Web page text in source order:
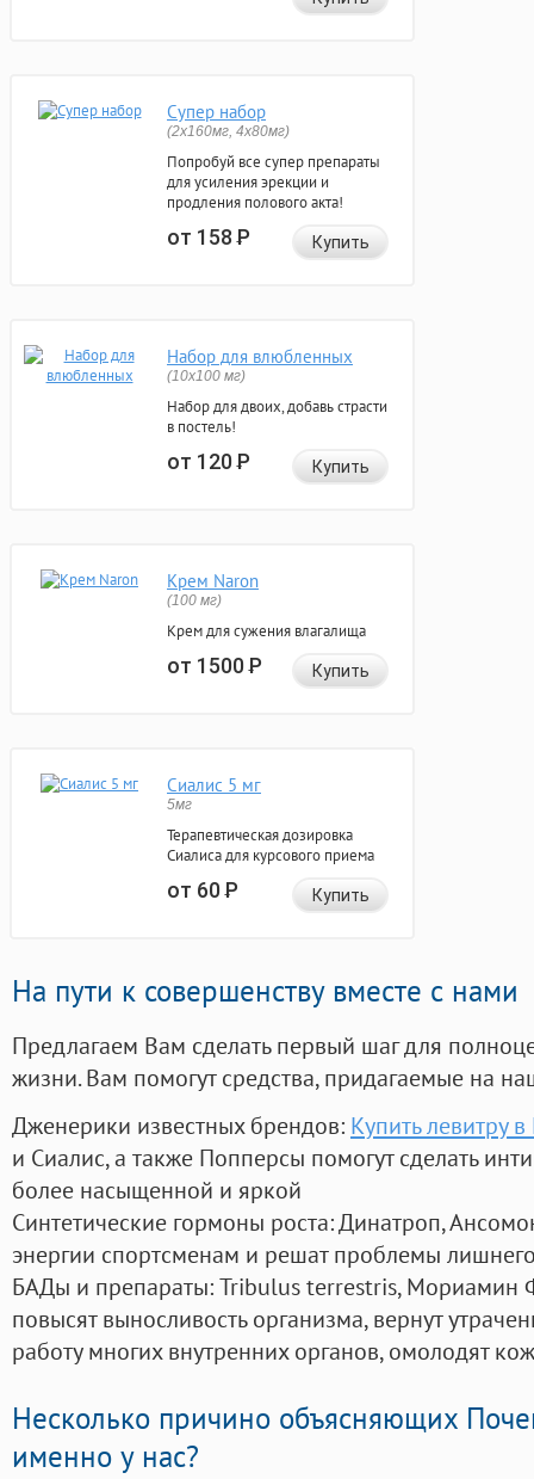
Супер набор
(2х160мг, 4х80мг)
Попробуй все супер препараты
для усиления эрекции и
продления полового акта!
от 158Р Купить
Набор для влюбленных
(10х100 мг)
Набор для двоих, добавь страсти
в постель!
от 120Р Купить
Крем Naron
(100 мг)
Крем для сужения влагалища
от 1500Р Купить
Сиалис 5 мг
5мг
Терапевтическая дозировка
Сиалиса для курсового приема
от 60Р Купить
На пути к совершенству вместе с нами
Предлагаем Вам сделать первый шаг для
жизни. Вам помогут средства, придагаемые на
Дженерики известных брендов: Купить левитру
и Сиалис, а также Попперсы помогут сделать
более насыщенной и яркой
Синтетические гормоны роста: Динатроп,
энергии спортсменам и решат проблемы
БАДы и препараты:Tribulus terrestris, Мориамин
повысят выносливость организма, вернут
работу многих внутренних органов, омолодят
Несколько причино объясняющих
именно у нас?